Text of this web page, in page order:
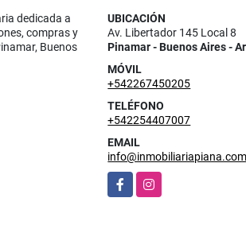
dedicada a
compras y
Buenos
UBICACIÓN
Av. Libertador 145 Local 8
Pinamar - Buenos Aires -
MÓVIL
+542267450205
TELÉFONO
+542254407007
EMAIL
FacebookInstagram